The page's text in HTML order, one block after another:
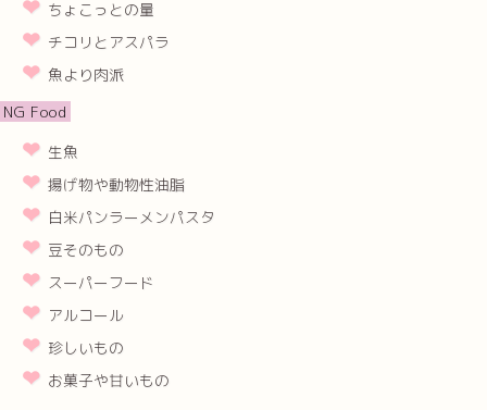
ちょこっとの量
チコリとアスパラ
魚より肉派
NG Food
生魚
揚げ物や動物性油脂
白米パンラーメンパスタ
豆そのもの
スーパーフード
アルコール
珍しいもの
お菓子や甘いもの